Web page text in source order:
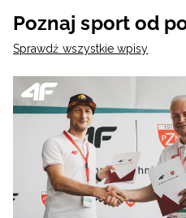
Poznaj sport od
Sprawdź wszystkie wpisy